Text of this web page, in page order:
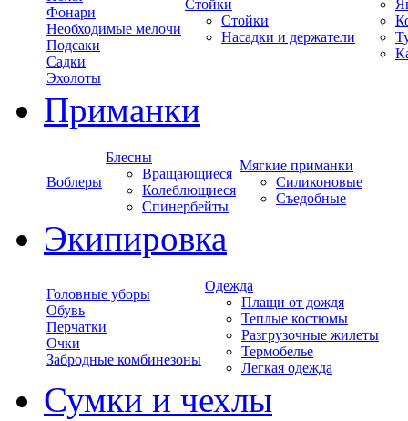
Фонари
Необходимые мелочи
Подсаки
Садки
Эхолоты
Стойки
Стойки
Насадки и держатели
Приманки
Воблеры
Блесны
Вращающиеся
Колеблющиеся
Спинербейты
Мягкие приманки
Силиконовые
Съедобные
Экипировка
Головные уборы
Обувь
Перчатки
Очки
Забродные комбинезоны
Одежда
Плащи от дождя
Теплые костюмы
Разгрузочные жилеты
Термобелье
Легкая одежда
Сумки и чехлы